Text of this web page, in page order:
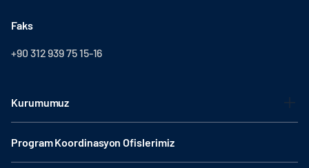
Faks
+90 312 939 75 15-16
Kurumumuz
Program Koordinasyon Ofislerimiz